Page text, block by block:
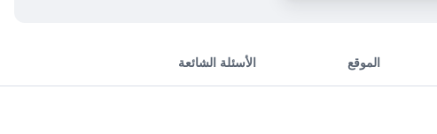
الموقع الأسئلة الشائعة